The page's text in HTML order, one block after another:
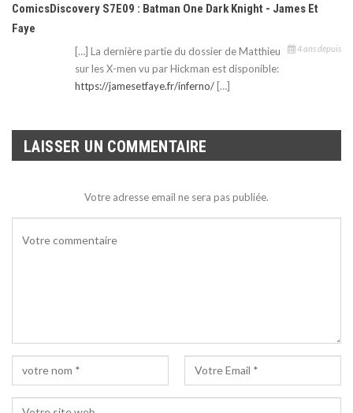
ComicsDiscovery S7E09 : Batman One Dark Knight - James Et
Faye
4 ans depuis
[…] La dernière partie du dossier de Matthieu
sur les X-men vu par Hickman est disponible:
https://jamesetfaye.fr/inferno/ […]
LAISSER UN COMMENTAIRE
Votre adresse email ne sera pas publiée.